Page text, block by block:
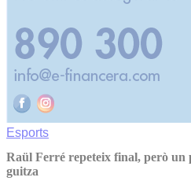
Esports
Raül Ferré repeteix final, però un
guitza